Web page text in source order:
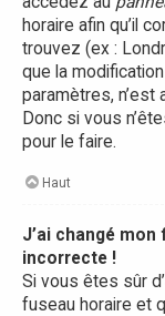
horaire afin qu’il
trouvez (ex :
que la
paramètres, n’est
Donc si vous
pour le faire.
Haut
J’ai changé
incorrecte !
Si vous êtes sûr
fuseau horaire et